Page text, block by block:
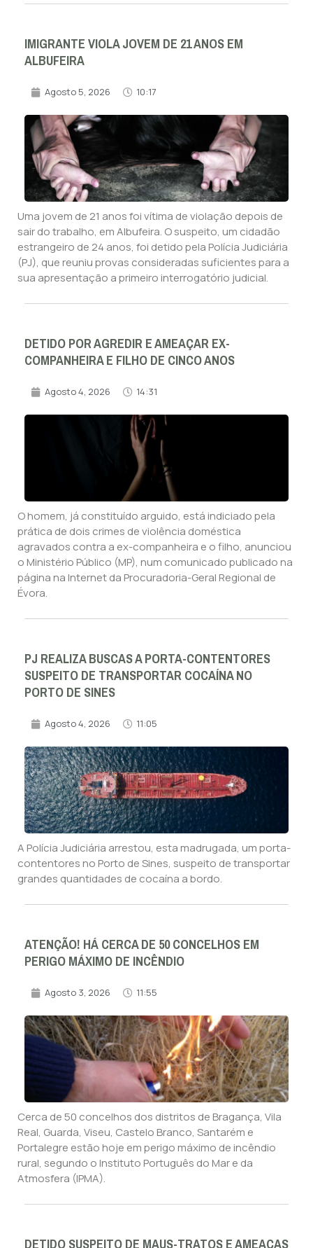
IMIGRANTE VIOLA JOVEM DE 21 ANOS EM
ALBUFEIRA
Agosto 5, 2026 10:17
Uma jovem de 21 anos foi vítima de violação depois de
sair do trabalho, em Albufeira. O suspeito, um cidadão
estrangeiro de 24 anos, foi detido pela Polícia Judiciária
(PJ), que reuniu provas consideradas suficientes para a
sua apresentação a primeiro interrogatório judicial.
DETIDO POR AGREDIR E AMEAÇAR EX-
COMPANHEIRA E FILHO DE CINCO ANOS
Agosto 4, 2026 14:31
O homem, já constituído arguido, está indiciado pela
prática de dois crimes de violência doméstica
agravados contra a ex-companheira e o filho, anunciou
o Ministério Público (MP), num comunicado publicado na
página na Internet da Procuradoria-Geral Regional de
Évora.
PJ REALIZA BUSCAS A PORTA-CONTENTORES
SUSPEITO DE TRANSPORTAR COCAÍNA NO
PORTO DE SINES
Agosto 4, 2026 11:05
A Polícia Judiciária arrestou, esta madrugada, um porta-
contentores no Porto de Sines, suspeito de transportar
grandes quantidades de cocaína a bordo.
ATENÇÃO! HÁ CERCA DE 50 CONCELHOS EM
PERIGO MÁXIMO DE INCÊNDIO
Agosto 3, 2026 11:55
Cerca de 50 concelhos dos distritos de Bragança, Vila
Real, Guarda, Viseu, Castelo Branco, Santarém e
Portalegre estão hoje em perigo máximo de incêndio
rural, segundo o Instituto Português do Mar e da
Atmosfera (IPMA).